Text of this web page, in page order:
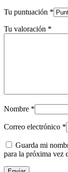
Tu puntuación *
Tu valoración *
Nombre *
Correo electrónico *
Guarda mi
para la próxima vez